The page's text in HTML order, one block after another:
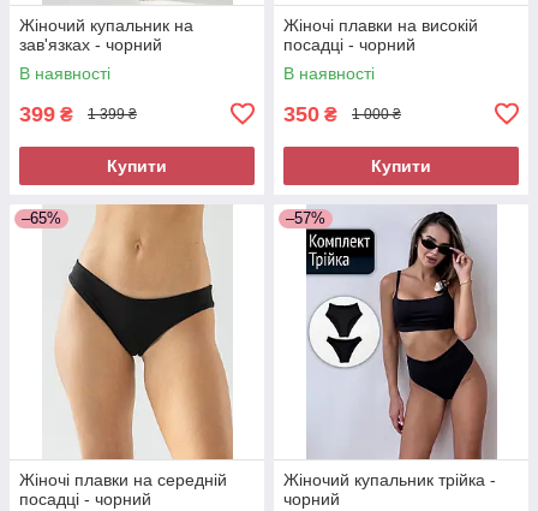
Жіночий купальник на
зав'язках - чорний
В наявності
399 ₴ 1 399 ₴
Купити
Жіночі плавки на високій
посадці - чорний
В наявності
350 ₴ 1 000 ₴
Купити
–65%
Жіночі плавки на середній
посадці - чорний
–57%
Жіночий купальник трійка -
чорний